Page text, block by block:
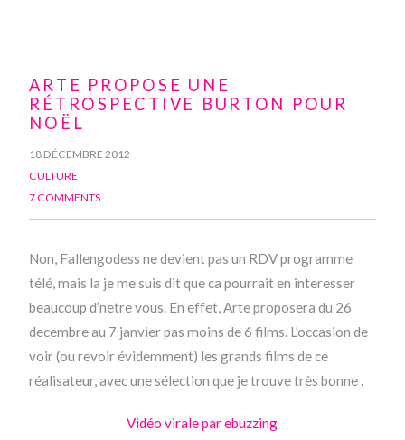
ARTE PROPOSE UNE
RÉTROSPECTIVE BURTON POUR
NOËL
18 DÉCEMBRE 2012
CULTURE
7 COMMENTS
Non, Fallengodess ne devient pas un RDV programme
télé, mais la je me suis dit que ca pourrait en interesser
beaucoup d’netre vous. En effet, Arte proposera du 26
decembre au 7 janvier pas moins de 6 films. L’occasion de
voir (ou revoir évidemment) les grands films de ce
réalisateur, avec une sélection que je trouve très bonne .
Vidéo virale par ebuzzing